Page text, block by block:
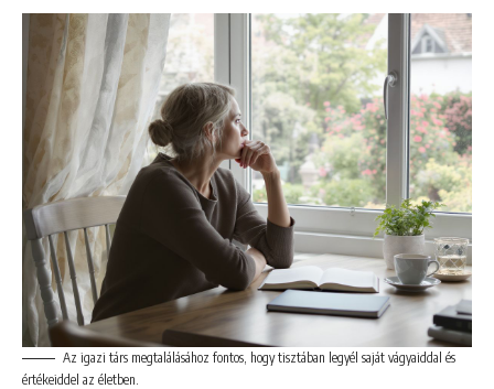
Az igazi társ megtalálásához fontos, hogy tisztában legyél saját vágyaiddal és
értékeiddel az életben.